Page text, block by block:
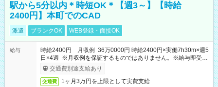
駅から5分以内＊時短OK＊【週3～】【時給
2400円】本町でのCAD
派遣 ブランクOK WEB登録・面接OK
給与
時給2400円 月収例 36万0000円 時給2400円×実働7h30m×週5
日×4週 ※月収例を保証するものではありません。※給与即受取
りサービス利用可（利用条件有）
交通費別途支給あり
交通費 1ヶ月3万円を上限として実費支給